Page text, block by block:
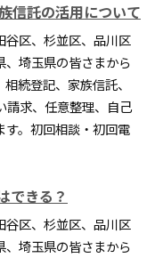
信託の活用について
谷区、杉並区、品川区
埼玉県の皆さまから
続登記、家族信託、
請求、任意整理、自己
す。初回相談・初回電
できる？
谷区、杉並区、品川区
埼玉県の皆さまから